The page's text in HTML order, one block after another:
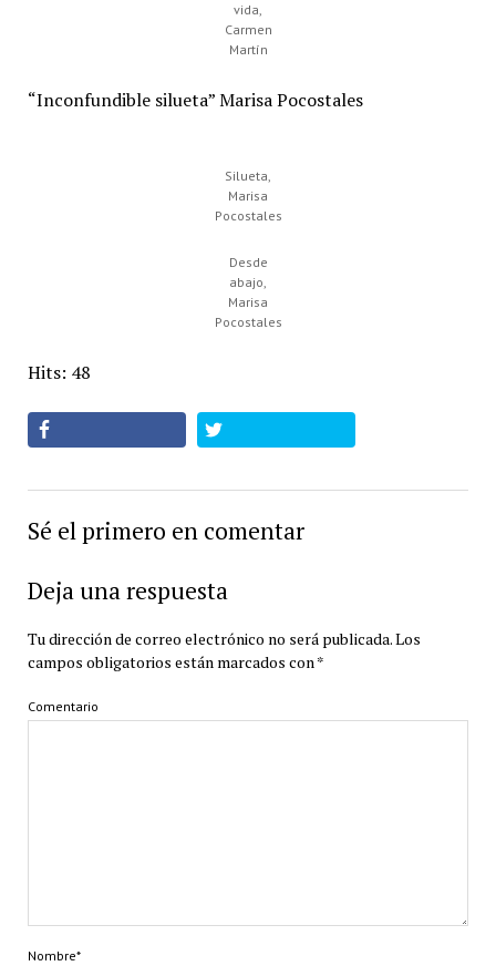
vida,
Carmen
Martín
“Inconfundible silueta” Marisa Pocostales
Silueta,
Marisa
Pocostales
Desde
abajo,
Marisa
Pocostales
Hits: 48
Sé el primero en comentar
Deja una respuesta
Tu dirección de correo electrónico no será publicada.Los
campos obligatorios están marcados con*
Comentario
Nombre*